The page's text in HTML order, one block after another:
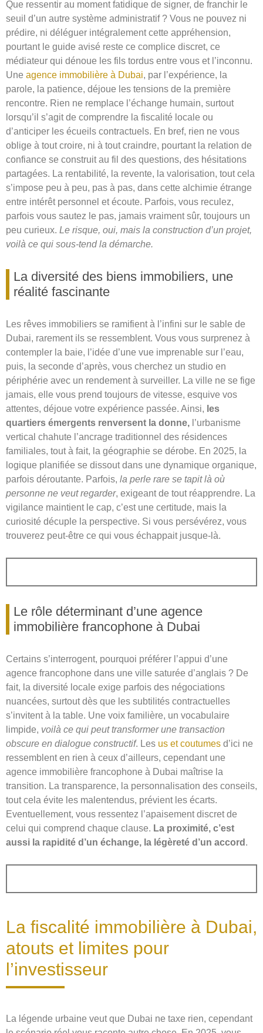
Que ressentir au moment fatidique de signer, de franchir le
seuil d’un autre système administratif ? Vous ne pouvez ni
prédire, ni déléguer intégralement cette appréhension,
pourtant le guide avisé reste ce complice discret, ce
médiateur qui dénoue les fils tordus entre vous et l’inconnu.
Une agence immobilière à Dubai, par l’expérience, la
parole, la patience, déjoue les tensions de la première
rencontre. Rien ne remplace l’échange humain, surtout
lorsqu’il s’agit de comprendre la fiscalité locale ou
d’anticiper les écueils contractuels. En bref, rien ne vous
oblige à tout croire, ni à tout craindre, pourtant la relation de
confiance se construit au fil des questions, des hésitations
partagées. La rentabilité, la revente, la valorisation, tout cela
s’impose peu à peu, pas à pas, dans cette alchimie étrange
entre intérêt personnel et écoute. Parfois, vous reculez,
parfois vous sautez le pas, jamais vraiment sûr, toujours un
peu curieux. Le risque, oui, mais la construction d’un projet,
voilà ce qui sous-tend la démarche.
La diversité des biens immobiliers, une
réalité fascinante
Les rêves immobiliers se ramifient à l’infini sur le sable de
Dubai, rarement ils se ressemblent. Vous vous surprenez à
contempler la baie, l’idée d’une vue imprenable sur l’eau,
puis, la seconde d’après, vous cherchez un studio en
périphérie avec un rendement à surveiller. La ville ne se fige
jamais, elle vous prend toujours de vitesse, esquive vos
attentes, déjoue votre expérience passée. Ainsi, les
quartiers émergents renversent la donne, l’urbanisme
vertical chahute l’ancrage traditionnel des résidences
familiales, tout à fait, la géographie se dérobe. En 2025, la
logique planifiée se dissout dans une dynamique organique,
parfois déroutante. Parfois, la perle rare se tapit là où
personne ne veut regarder, exigeant de tout réapprendre. La
vigilance maintient le cap, c’est une certitude, mais la
curiosité décuple la perspective. Si vous persévérez, vous
trouverez peut-être ce qui vous échappait jusque-là.
Le rôle déterminant d’une agence
immobilière francophone à Dubai
Certains s’interrogent, pourquoi préférer l’appui d’une
agence francophone dans une ville saturée d’anglais ? De
fait, la diversité locale exige parfois des négociations
nuancées, surtout dès que les subtilités contractuelles
s’invitent à la table. Une voix familière, un vocabulaire
limpide, voilà ce qui peut transformer une transaction
obscure en dialogue constructif. Les us et coutumes d’ici ne
ressemblent en rien à ceux d’ailleurs, cependant une
agence immobilière francophone à Dubai maîtrise la
transition. La transparence, la personnalisation des conseils,
tout cela évite les malentendus, prévient les écarts.
Eventuellement, vous ressentez l’apaisement discret de
celui qui comprend chaque clause. La proximité, c’est
aussi la rapidité d’un échange, la légèreté d’un accord .
La fiscalité immobilière à Dubai,
atouts et limites pour
l’investisseur
La légende urbaine veut que Dubai ne taxe rien, cependant